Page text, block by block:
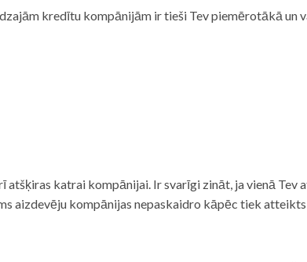
kredītu kompānijām ir tieši Tev piemērotākā un
katrai kompānijai. Ir svarīgi zināt, ja vienā Tev
aizdevēju kompānijas nepaskaidro kāpēc tiek